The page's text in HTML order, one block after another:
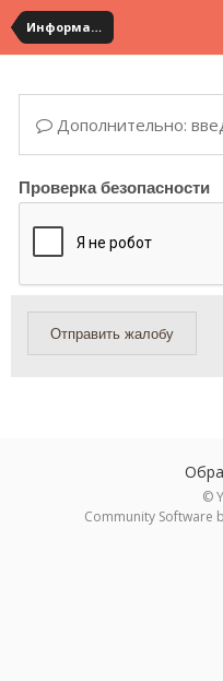
Информация по полученным посылкам
Дополнительно:
Проверка безопасности
Отправить жалобу
©
Community Software